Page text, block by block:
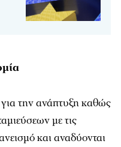
την ανάπτυξη καθώς
με τις
και αναδύονται